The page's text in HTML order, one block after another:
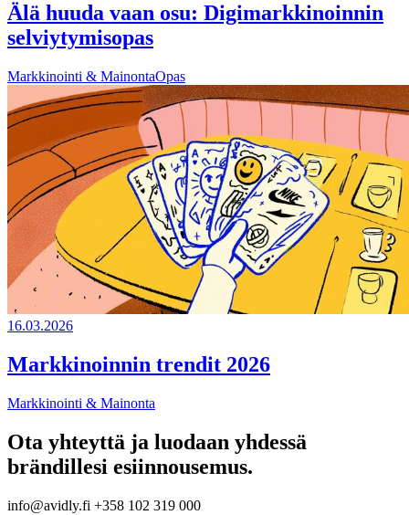
Älä huuda vaan osu: Digimarkkinoinnin
selviytymisopas
Markkinointi & MainontaOpas
16.03.2026
Markkinoinnin trendit 2026
Markkinointi & Mainonta
Ota yhteyttä ja luodaan yhdessä
brändillesi esiinnousemus.
info@avidly.fi +358 102 319 000